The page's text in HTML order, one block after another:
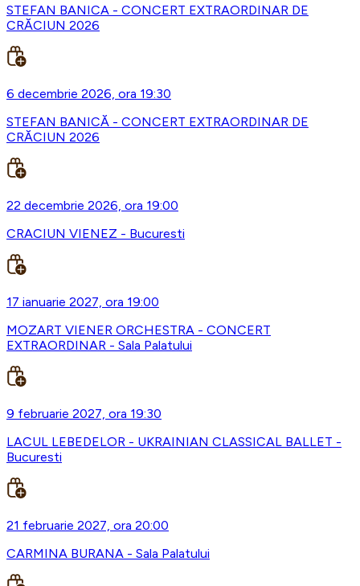
STEFAN BANICA - CONCERT EXTRAORDINAR DE
CRĂCIUN 2026
6 decembrie 2026, ora 19:30
STEFAN BANICĂ - CONCERT EXTRAORDINAR DE
CRĂCIUN 2026
22 decembrie 2026, ora 19:00
CRACIUN VIENEZ - Bucuresti
17 ianuarie 2027, ora 19:00
MOZART VIENER ORCHESTRA - CONCERT
EXTRAORDINAR - Sala Palatului
9 februarie 2027, ora 19:30
LACUL LEBEDELOR - UKRAINIAN CLASSICAL BALLET -
Bucuresti
21 februarie 2027, ora 20:00
CARMINA BURANA - Sala Palatului